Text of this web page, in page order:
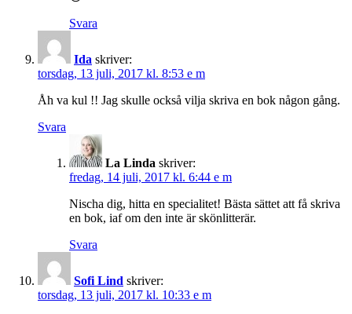
Svara
Ida skriver:
torsdag, 13 juli, 2017 kl. 8:53 e m
Åh va kul !! Jag skulle också vilja skriva en bok någon gång.
Svara
La Linda skriver:
fredag, 14 juli, 2017 kl. 6:44 e m
Nischa dig, hitta en specialitet! Bästa sättet att få skriva
en bok, iaf om den inte är skönlitterär.
Svara
Sofi Lind skriver:
torsdag, 13 juli, 2017 kl. 10:33 e m